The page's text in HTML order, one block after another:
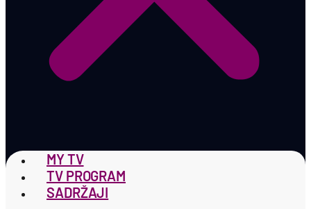
MY TV
TV PROGRAM
SADRŽAJI